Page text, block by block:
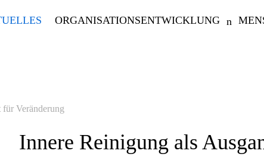
ORGANISATIONSENTWICKLUNG
Veränderung
Innere Reinigung als